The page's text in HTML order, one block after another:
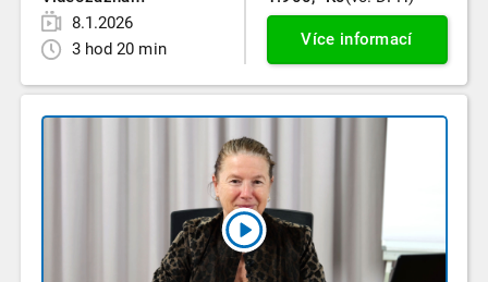
8.1.2026
3 hod 20 min
Více informací